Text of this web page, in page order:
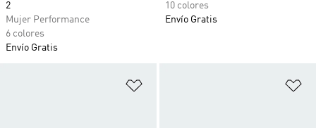
2
Mujer Performance
6 colores
Envío Gratis
10 colores
Envío Gratis